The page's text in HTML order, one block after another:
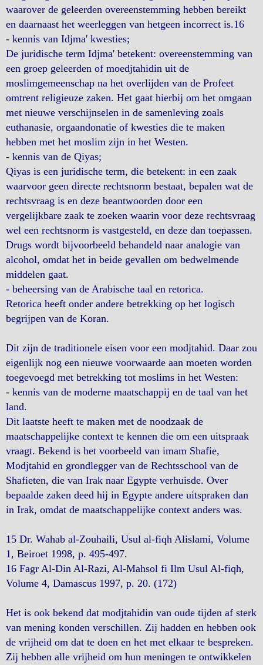
waarover de geleerden overeenstemming hebben bereikt
en daarnaast het weerleggen van hetgeen incorrect is.16
- kennis van Idjma' kwesties;
De juridische term Idjma' betekent: overeenstemming van
een groep geleerden of moedjtahidin uit de
moslimgemeenschap na het overlijden van de Profeet
omtrent religieuze zaken. Het gaat hierbij om het omgaan
met nieuwe verschijnselen in de samenleving zoals
euthanasie, orgaandonatie of kwesties die te maken
hebben met het moslim zijn in het Westen.
- kennis van de Qiyas;
Qiyas is een juridische term, die betekent: in een zaak
waarvoor geen directe rechtsnorm bestaat, bepalen wat de
rechtsvraag is en deze beantwoorden door een
vergelijkbare zaak te zoeken waarin voor deze rechtsvraag
wel een rechtsnorm is vastgesteld, en deze dan toepassen.
Drugs wordt bijvoorbeeld behandeld naar analogie van
alcohol, omdat het in beide gevallen om bedwelmende
middelen gaat.
- beheersing van de Arabische taal en retorica.
Retorica heeft onder andere betrekking op het logisch
begrijpen van de Koran.
Dit zijn de traditionele eisen voor een modjtahid. Daar zou
eigenlijk nog een nieuwe voorwaarde aan moeten worden
toegevoegd met betrekking tot moslims in het Westen:
- kennis van de moderne maatschappij en de taal van het
land.
Dit laatste heeft te maken met de noodzaak de
maatschappelijke context te kennen die om een uitspraak
vraagt. Bekend is het voorbeeld van imam Shafie,
Modjtahid en grondlegger van de Rechtsschool van de
Shafieten, die van Irak naar Egypte verhuisde. Over
bepaalde zaken deed hij in Egypte andere uitspraken dan
in Irak, omdat de maatschappelijke context anders was.
15 Dr. Wahab al-Zouhaili, Usul al-fiqh Alislami, Volume
1, Beiroet 1998, p. 495-497.
16 Fagr Al-Din Al-Razi, Al-Mahsol fi Ilm Usul Al-fiqh,
Volume 4, Damascus 1997, p. 20. (172)
Het is ook bekend dat modjtahidin van oude tijden af sterk
van mening konden verschillen. Zij hadden en hebben ook
de vrijheid om dat te doen en het met elkaar te bespreken.
Zij hebben alle vrijheid om hun meningen te ontwikkelen